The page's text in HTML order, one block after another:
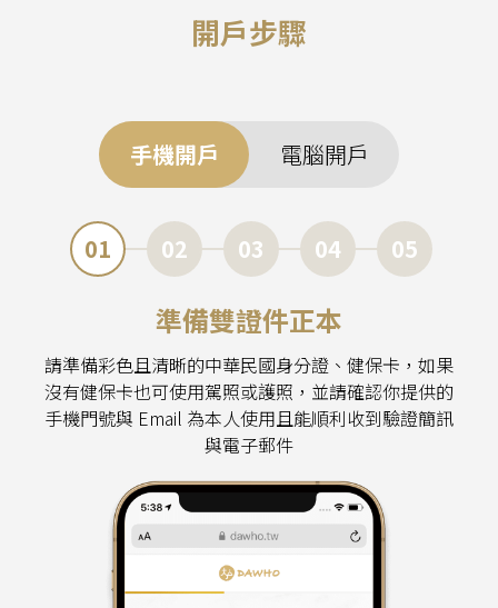
開戶步驟
手機開戶 電腦開戶
01 02 03 04 05
準備雙證件正本
請準備彩色且清晰的中華民國身分證、健保卡，如果
沒有健保卡也可使用駕照或護照，並請確認你提供的
手機門號與 Email 為本人使用且能順利收到驗證簡訊
與電子郵件